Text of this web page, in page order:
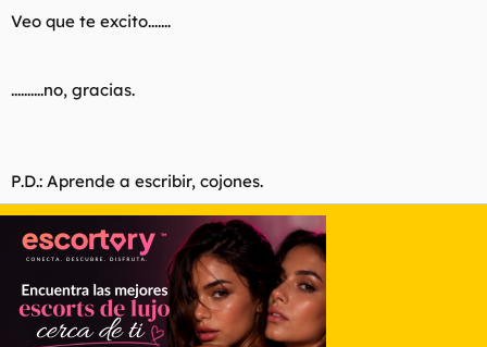
Veo que te excito.......
..........no, gracias.
P.D.: Aprende a escribir, cojones.